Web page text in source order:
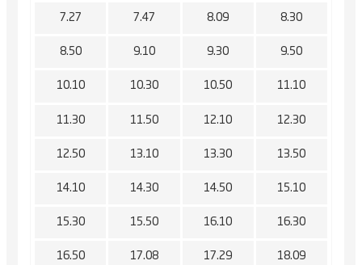
7.27 7.47 8.09 8.30
8.50 9.10 9.30 9.50
10.10 10.30 10.50 11.10
11.30 11.50 12.10 12.30
12.50 13.10 13.30 13.50
14.10 14.30 14.50 15.10
15.30 15.50 16.10 16.30
16.50 17.08 17.29 18.09